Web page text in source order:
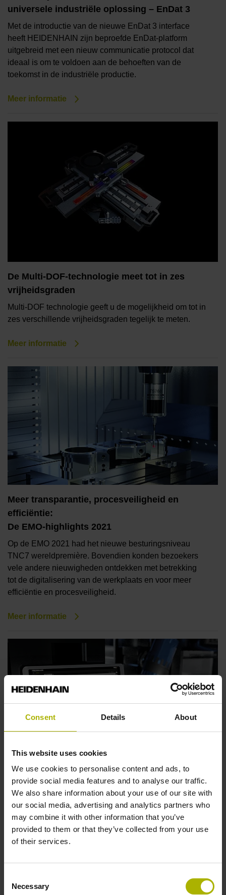
Consent Details About
This website uses cookies
We use cookies to personalise content and ads, to
provide social media features and to analyse our traffic.
We also share information about your use of our site with
our social media, advertising and analytics partners who
may combine it with other information that you’ve
provided to them or that they’ve collected from your use
of their services.
Selection
Necessary
universele industriële oplossing – EnDat 3
Met de introductie van de nieuwe EnDat 3 interface
heeft HEIDENHAIN zijn beproefde EnDat-platform
uitgebreid met een nieuw communicatie protocol dat
ideaal is om te voldoen aan de behoeften van de
toekomst in de industriële productie.
Meer informatie
De Multi-DOF-technologie meet tot in zes
vrijheidsgraden
Multi-DOF technologie geeft u de mogelijkheid om tot in
zes verschillende vrijheidsgraden tegelijk te meten.
Meer informatie
Meer transparantie, procesveiligheid en
efficiëntie:
De EMO-highlights 2021
Op de EMO 2021 had het nieuwe besturingsniveau
TNC7 wereldpremière. Bovendien konden bezoekers
vele andere nieuwigheden ontdekken met betrekking
tot de digitalisering van de werkplaats en voor meer
efficiëntie en procesveiligheid.
Meer informatie
NIEUW: TNC7 – de toekomst start nu
Met de CNC-besturing ondersteunt TNC7 de gebruiker
in elke fase van het proces, van het eerste ontwerp tot
aan het werkstuk.
Meer informatie